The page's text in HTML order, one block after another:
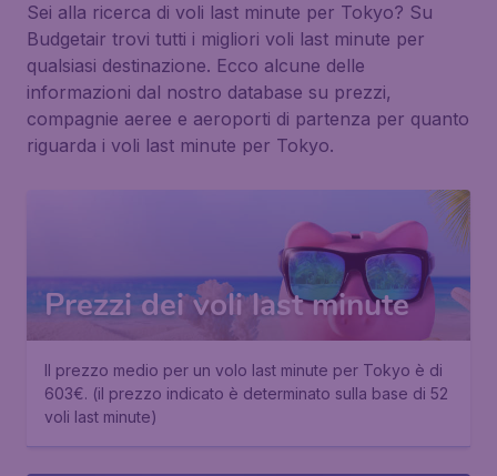
Sei alla ricerca di voli last minute per Tokyo? Su
Budgetair trovi tutti i migliori voli last minute per
qualsiasi destinazione. Ecco alcune delle
informazioni dal nostro database su prezzi,
compagnie aeree e aeroporti di partenza per quanto
riguarda i voli last minute per Tokyo.
Prezzi dei voli last minute
Il prezzo medio per un volo last minute per Tokyo è di
603€. (il prezzo indicato è determinato sulla base di 52
voli last minute)